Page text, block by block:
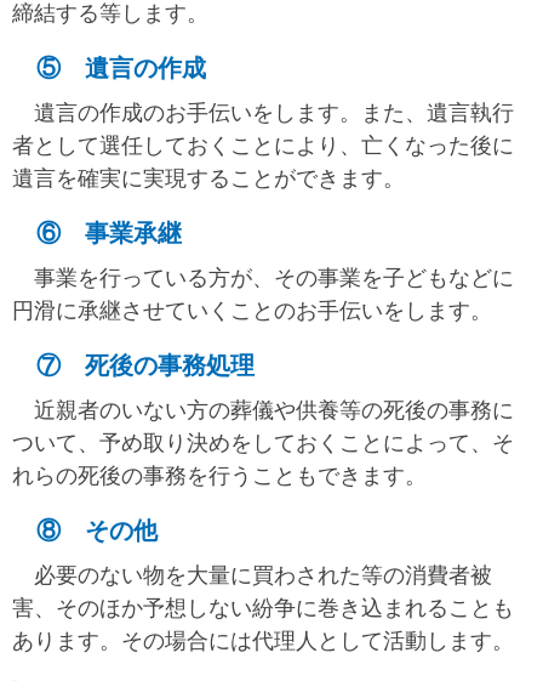
締結する等します。
⑤ 遺言の作成
遺言の作成のお手伝いをします。また、遺言執行
者として選任しておくことにより、亡くなった後に
遺言を確実に実現することができます。
⑥ 事業承継
事業を行っている方が、その事業を子どもなどに
円滑に承継させていくことのお手伝いをします。
⑦ 死後の事務処理
近親者のいない方の葬儀や供養等の死後の事務に
ついて、予め取り決めをしておくことによって、そ
れらの死後の事務を行うこともできます。
⑧ その他
必要のない物を大量に買わされた等の消費者被
害、そのほか予想しない紛争に巻き込まれることも
あります。その場合には代理人として活動します。